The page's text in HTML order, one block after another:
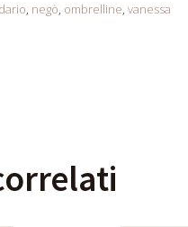
, negò, ombrelline, vanessa